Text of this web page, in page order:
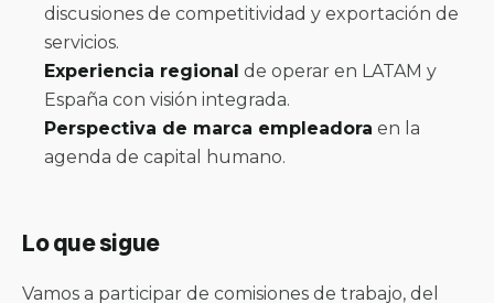
discusiones de competitividad y exportación de
servicios.
Experiencia regional de operar en LATAM y
España con visión integrada.
Perspectiva de marca empleadora en la
agenda de capital humano.
Lo que sigue
Vamos a participar de comisiones de trabajo, del